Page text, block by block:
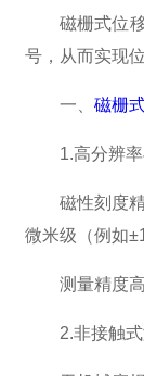
磁栅式位移
号，从而实现
一、 磁栅
1.高分辨率
磁性刻度精
微米级（例如
测量精度高
2.非接触式